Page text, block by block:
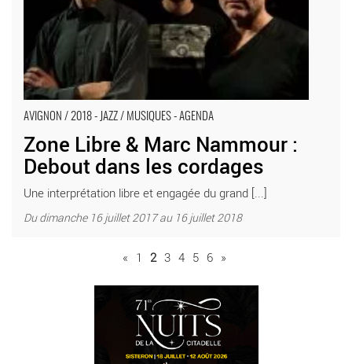
AVIGNON / 2018 - JAZZ / MUSIQUES - AGENDA
Zone Libre & Marc Nammour :
Debout dans les cordages
Une interprétation libre et engagée du grand [...]
Du dimanche 16 juillet 2017 au 16 juillet 2018
« 1 2 3 4 5 6 »